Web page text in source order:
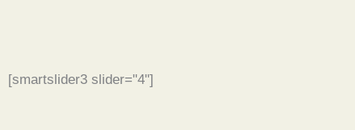
[smartslider3 slider="4"]